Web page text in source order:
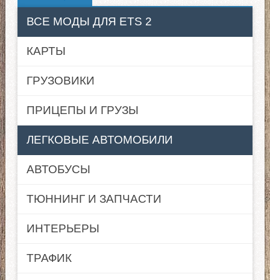
ВСЕ МОДЫ ДЛЯ ETS 2
КАРТЫ
ГРУЗОВИКИ
ПРИЦЕПЫ И ГРУЗЫ
ЛЕГКОВЫЕ АВТОМОБИЛИ
АВТОБУСЫ
ТЮННИНГ И ЗАПЧАСТИ
ИНТЕРЬЕРЫ
ТРАФИК